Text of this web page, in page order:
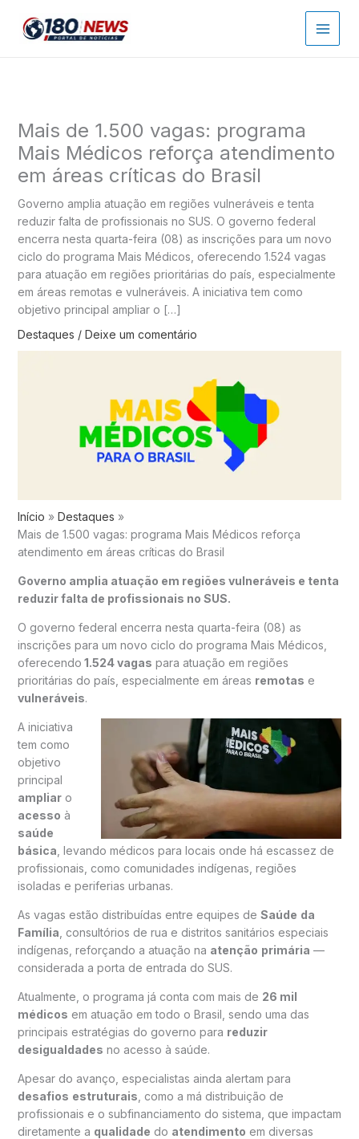
para
Mais de 1.500 vagas: programa
Mais Médicos reforça atendimento
em áreas críticas do Brasil
Governo amplia atuação em regiões vulneráveis e tenta
reduzir falta de profissionais no SUS. O governo federal
encerra nesta quarta-feira (08) as inscrições para um novo
ciclo do programa Mais Médicos, oferecendo 1.524 vagas
para atuação em regiões prioritárias do país, especialmente
em áreas remotas e vulneráveis. A iniciativa tem como
objetivo principal ampliar o […]
Destaques / Deixe um comentário
Início
Destaques
Mais de 1.500 vagas: programa Mais Médicos reforça
atendimento em áreas críticas do Brasil
Governo amplia atuação em regiões vulneráveis e tenta
reduzir falta de profissionais no SUS.
O governo federal encerra nesta quarta-feira (08) as
inscrições para um novo ciclo do programa Mais Médicos,
oferecendo 1.524 vagas para atuação em regiões
prioritárias do país, especialmente em áreas remotas e
vulneráveis.
A iniciativa
tem como
objetivo
principal
ampliaro
acesso à
saúde
básica , levando médicos para locais onde há escassez de
profissionais, como comunidades indígenas, regiões
isoladas e periferias urbanas.
As vagas estão distribuídas entre equipes de Saúde da
Família , consultórios de rua e distritos sanitários especiais
indígenas, reforçando a atuação na atenção primária —
considerada a porta de entrada do SUS.
Atualmente, o programa já conta com mais de 26 mil
médicos em atuação em todo o Brasil, sendo uma das
principais estratégias do governo para reduzir
desigualdades no acesso à saúde.
Apesar do avanço, especialistas ainda alertam para
desafios estruturais , como a má distribuição de
profissionais e o subfinanciamento do sistema, que impactam
diretamente a qualidade do atendimento em diversas